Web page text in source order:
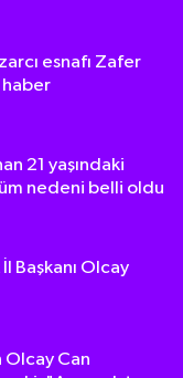
esnafı Zafer
haber
21 yaşındaki
nedeni belli oldu
Başkanı Olcay
Olcay Can